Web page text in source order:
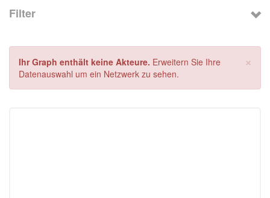
Filter
×
Ihr Graph enthält keine Akteure. Erweitern Sie Ihre
Datenauswahl um ein Netzwerk zu sehen.